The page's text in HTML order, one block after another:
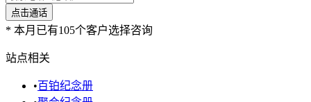
* 本月已有105个客户选择咨询
站点相关
•百铂纪念册